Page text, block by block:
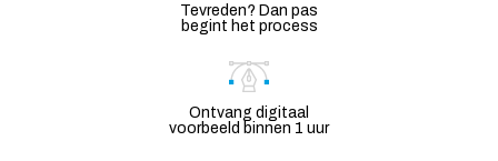
Tevreden? Dan pas
begint het process
Ontvang digitaal
voorbeeld binnen 1 uur